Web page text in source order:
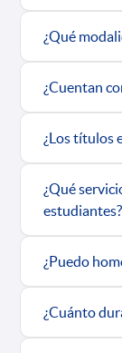
¿Qué
¿Cuentan
¿Los títulos
¿Qué
estudiantes?
¿Puedo
¿Cuánto